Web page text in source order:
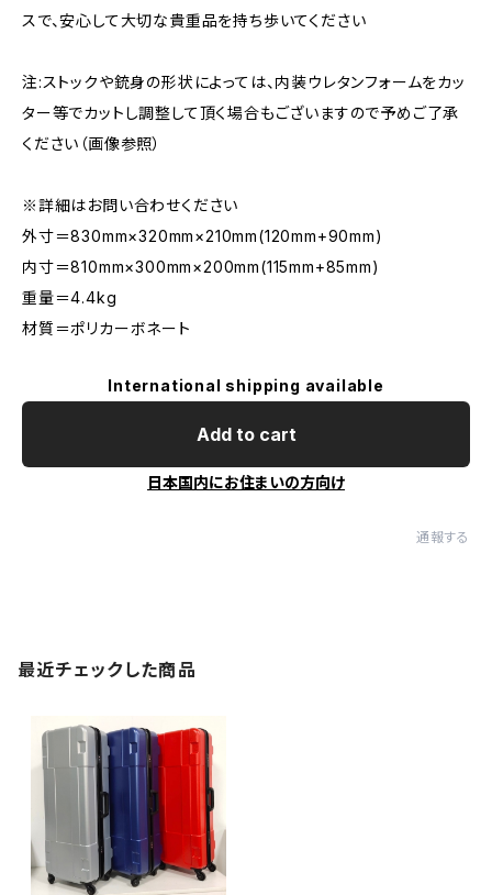
スで、安心して大切な貴重品を持ち歩いてください
注:ストックや銃身の形状によっては、内装ウレタンフォームをカッ
ター等でカットし調整して頂く場合もございますので予めご了承
ください（画像参照）
※詳細はお問い合わせください
外寸＝830mm×320mm×210mm(120mm+90mm)
内寸＝810mm×300mm×200mm(115mm+85mm)
重量＝4.4kg
材質＝ポリカーボネート
International shipping available
Add to cart
日本国内にお住まいの方向け
通報する
最近チェックした商品